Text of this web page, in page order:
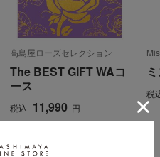
高島屋ローズセレクション
The BEST GIFT WAコ
ース
税込 11,990 円
税